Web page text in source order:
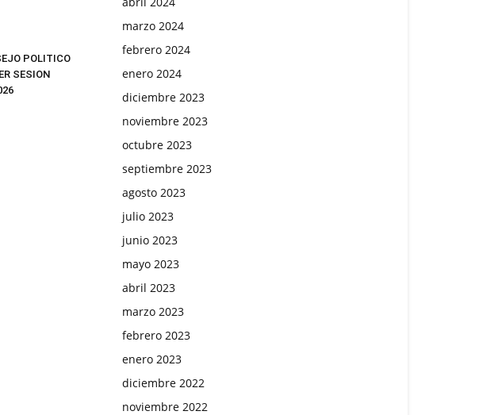
POLITICO
SESION
marzo 2024
febrero 2024
enero 2024
diciembre 2023
noviembre 2023
octubre 2023
septiembre 2023
agosto 2023
julio 2023
junio 2023
mayo 2023
abril 2023
marzo 2023
febrero 2023
enero 2023
diciembre 2022
noviembre 2022